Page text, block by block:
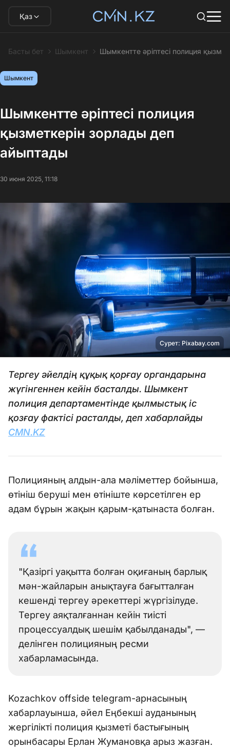
Қаз
Басты бет Шымкент Шымкентте әріптесі полиция
Шымкент
Шымкентте әріптесі полиция
қызметкерін зорлады деп
айыптады
30 июня 2025, 11:18
Сурет: Pixabay.com
Тергеу әйелдің құқық қорғау органдарына
жүгінгеннен кейін басталды. Шымкент
полиция департаментінде қылмыстық іс
қозғау фактісі расталды, деп хабарлайды
CMN.KZ
Полицияның алдын-ала мәліметтер бойынша,
өтініш беруші мен өтініште көрсетілген ер
адам бұрын жақын қарым-қатынаста болған.
"Қазіргі уақытта болған оқиғаның барлық
мән-жайларын анықтауға бағытталған
кешенді тергеу әрекеттері жүргізілуде.
Тергеу аяқталғаннан кейін тиісті
процессуалдық шешім қабылданады", —
делінген полицияның ресми
хабарламасында.
Kozachkov offside telegram-арнасының
хабарлауынша, әйел Еңбекші ауданының
жергілікті полиция қызметі бастығының
орынбасары Ерлан Жумановқа арыз жазған.